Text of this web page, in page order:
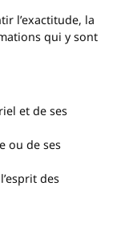
l’exactitude, la
qui y sont
et de ses
ou de ses
des